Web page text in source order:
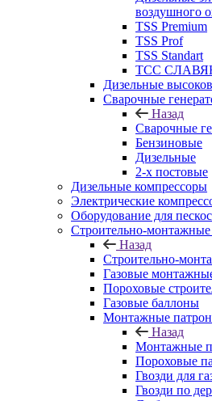
воздушного
TSS Premium
TSS Prof
TSS Standart
ТСС
Дизельные
Сварочные
Назад
Сварочные
Бензиновые
Дизельные
2-х постовые
Дизельные компрессоры
Электрические
Оборудование для
Строительно-
Назад
Строительно-
Газовые
Пороховые
Газовые баллоны
Монтажные
Назад
Монтажные
Пороховые
Гвозди для
Гвозди по